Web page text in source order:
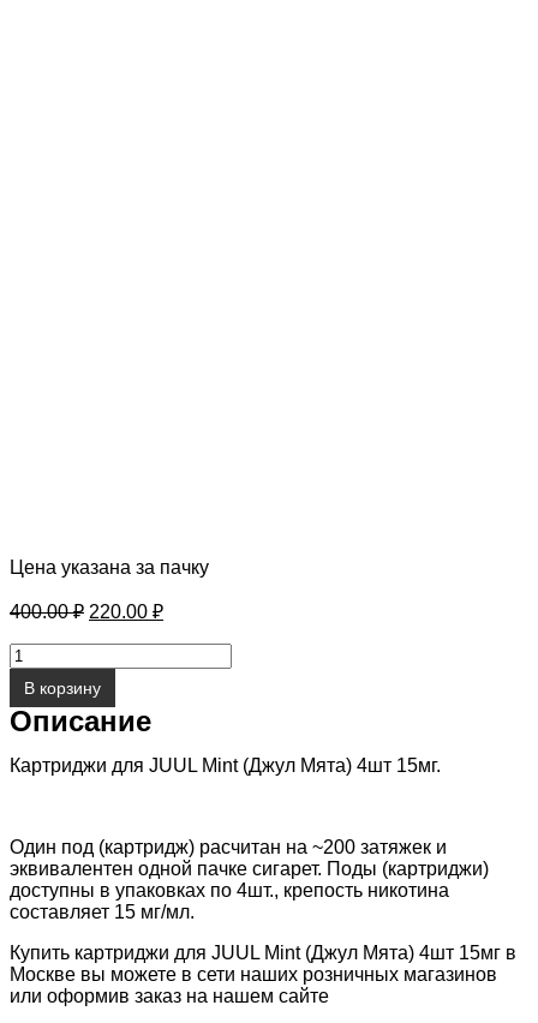
Цена указана за пачку
400.00₽ Первоначальная
составляла
400.00 ₽.
220.00 ₽Текущая
Количество
товара
Картриджи
для
Mint
(Джул
15мг
В корзину
Описание
Картриджи для JUUL Mint (Джул Мята) 4шт 15мг.
Один под (картридж) расчитан на ~200 затяжек и
эквивалентен одной пачке сигарет. Поды (картриджи)
доступны в упаковках по 4шт., крепость никотина
составляет 15 мг/мл.
Купить картриджи для JUUL Mint (Джул Мята) 4шт 15мг в
Москве вы можете в сети наших розничных магазинов
или оформив заказ на нашем сайте